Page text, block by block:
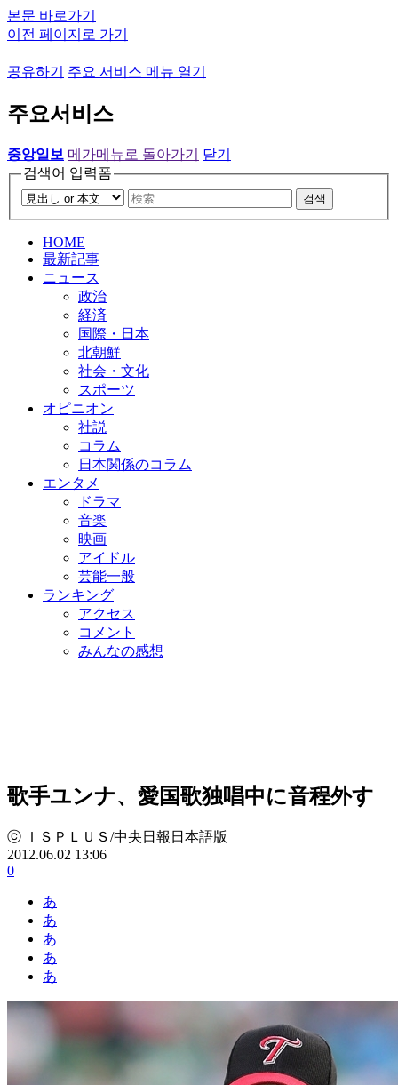
본문 바로가기
이전 페이지로 가기
공유하기 주요 서비스 메뉴 열기
주요서비스
중앙일보 메가메뉴로 돌아가기
닫기
검색어 입력폼
검색
HOME
最新記事
ニュース
政治
経済
国際・日本
北朝鮮
社会・文化
スポーツ
オピニオン
社説
コラム
日本関係のコラム
エンタメ
ドラマ
音楽
映画
アイドル
芸能一般
ランキング
アクセス
コメント
みんなの感想
歌手ユンナ、愛国歌独唱中に音程外す
ⓒ ＩＳＰＬＵＳ/中央日報日本語版
2012.06.02 13:06
0
あ
あ
あ
あ
あ